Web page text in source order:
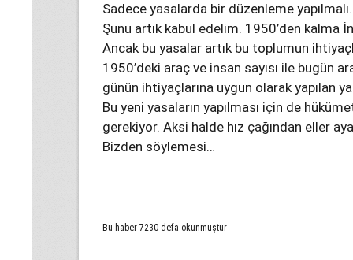
Sadece yasalarda bir düzenleme yapılmalı.
Şunu artık kabul edelim. 1950’den kalma
Ancak bu yasalar artık bu toplumun
1950’deki araç ve insan sayısı ile bugün
günün ihtiyaçlarına uygun olarak yapılan
Bu yeni yasaların yapılması için de
gerekiyor. Aksi halde hız çağından eller
Bizden söylemesi…
Bu haber 7230 defa okunmuştur